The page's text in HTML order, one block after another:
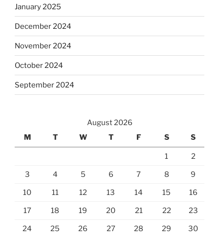
January 2025
December 2024
November 2024
October 2024
September 2024
August 2026
M
T W T F S S
1 2
3 4 5 6 7 8 9
10 11 12 13 14 15 16
17 18 19 20 21 22 23
24 25 26 27 28 29 30